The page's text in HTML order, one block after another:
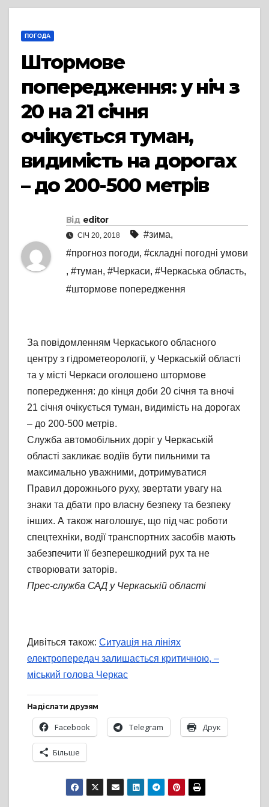
ПОГОДА
Штормове
попередження: у ніч з
20 на 21 січня
очікується туман,
видимість на дорогах
– до 200-500 метрів
Від editor
СІЧ 20, 2018 #зима,
#прогноз погоди, #складні погодні умови
, #туман, #Черкаси, #Черкаська область,
#штормове попередження
За повідомленням Черкаського обласного
центру з гідрометеорології, у Черкаській області
та у місті Черкаси оголошено штормове
попередження: до кінця доби 20 січня та вночі
21 січня очікується туман, видимість на дорогах
– до 200-500 метрів.
Служба автомобільних доріг у Черкаській
області закликає водіїв бути пильними та
максимально уважними, дотримуватися
Правил дорожнього руху, звертати увагу на
знаки та дбати про власну безпеку та безпеку
інших. А також наголошує, що під час роботи
спецтехніки, водії транспортних засобів мають
забезпечити її безперешкодний рух та не
створювати заторів.
Прес-служба САД у Черкаській області
Дивіться також: Ситуація на лініях
електропередач залишається критичною, –
міський голова Черкас
Надіслати друзям
Facebook Telegram Друк
Більше